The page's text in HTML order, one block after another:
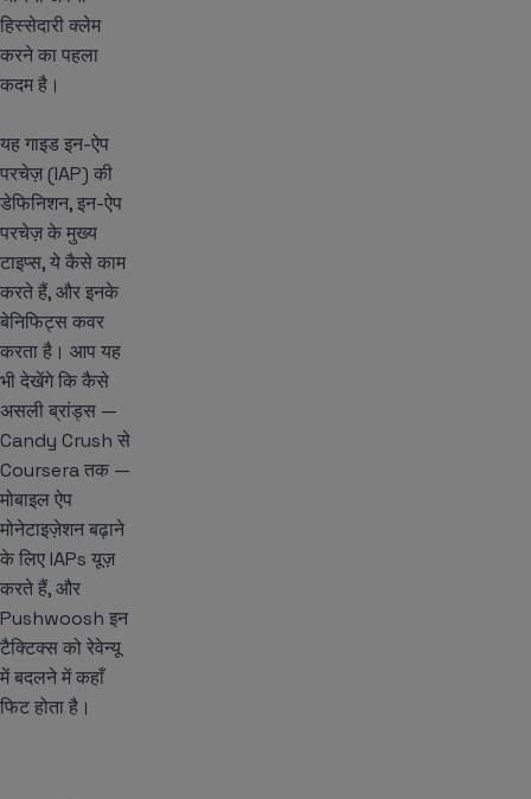
हिस्सेदारी क्लेम
करने का पहला
कदम है।
यह गाइड इन-ऐप
परचेज़ (IAP) की
डेफिनिशन, इन-ऐप
परचेज़ के मुख्य
टाइप्स, ये कैसे काम
करते हैं, और इनके
बेनिफिट्स कवर
करता है। आप यह
भी देखेंगे कि कैसे
असली ब्रांड्स —
Candy Crush से
Coursera तक —
मोबाइल ऐप
मोनेटाइज़ेशन बढ़ाने
के लिए IAPs यूज़
करते हैं, और
Pushwoosh इन
टैक्टिक्स को रेवेन्यू
में बदलने में कहाँ
फिट होता है।